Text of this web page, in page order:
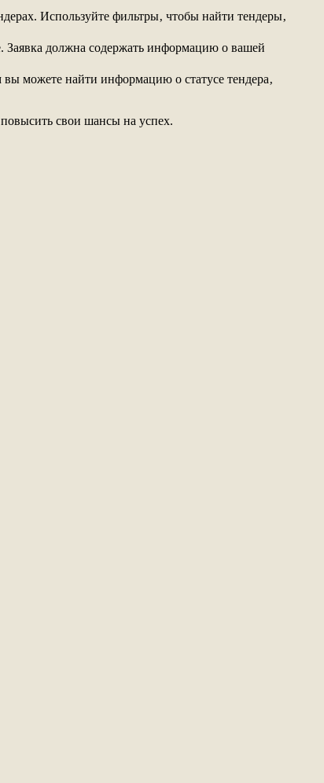
Используйте фильтры‚ чтобы найти тендеры‚
Заявка должна содержать информацию о вашей
вы можете найти информацию о статусе тендера‚
свои шансы на успех.